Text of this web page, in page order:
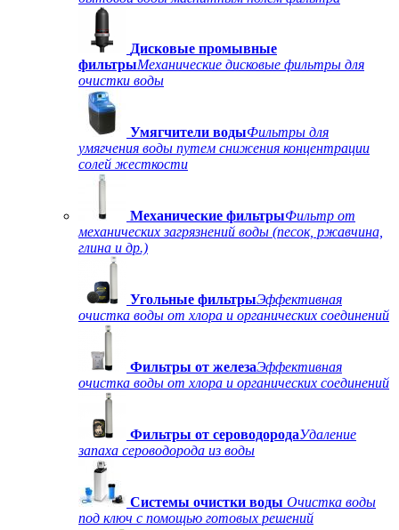
Дисковые промывные
фильтрыМеханические дисковые фильтры для
очистки воды
Умягчители водыФильтры для
умягчения воды путем снижения концентрации
солей жесткости
Механические фильтрыФильтр от
механических загрязнений воды (песок, ржавчина,
глина и др.)
Угольные фильтрыЭффективная
очистка воды от хлора и органических соединений
Фильтры от железаЭффективная
очистка воды от хлора и органических соединений
Фильтры от сероводородаУдаление
запаха сероводорода из воды
Системы очистки воды Очистка воды
под ключ с помощью готовых решений